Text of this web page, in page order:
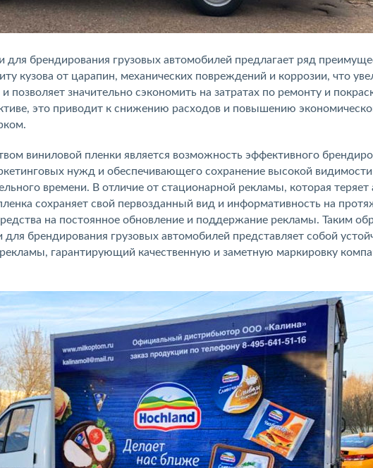
для брендирования грузовых автомобилей предлагает ряд
кузова от царапин, механических повреждений и коррозии, что
позволяет значительно сэкономить на затратах по ремонту и
это приводит к снижению расходов и повышению
виниловой пленки является возможность эффективного
нужд и обеспечивающего сохранение высокой
времени. В отличие от стационарной рекламы, которая теряет
сохраняет свой первозданный вид и информативность на
на постоянное обновление и поддержание рекламы. Таким
для брендирования грузовых автомобилей представляет собой
гарантирующий качественную и заметную маркировку